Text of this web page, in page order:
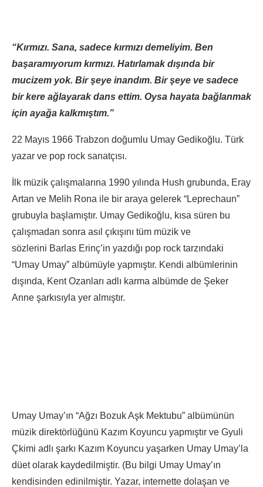
“Kırmızı. Sana, sadece kırmızı demeliyim. Ben
başaramıyorum kırmızı. Hatırlamak dışında bir
mucizem yok. Bir şeye inandım. Bir şeye ve sadece
bir kere ağlayarak dans ettim. Oysa hayata bağlanmak
için ayağa kalkmıştım.”
22 Mayıs 1966 Trabzon doğumlu Umay Gedikoğlu. Türk
yazar ve pop rock sanatçısı.
İlk müzik çalışmalarına 1990 yılında Hush grubunda, Eray
Artan ve Melih Rona ile bir araya gelerek “Leprechaun”
grubuyla başlamıştır. Umay Gedikoğlu, kısa süren bu
çalışmadan sonra asıl çıkışını tüm müzik ve
sözlerini Barlas Erinç’in yazdığı pop rock tarzındaki
“Umay Umay” albümüyle yapmıştır. Kendi albümlerinin
dışında, Kent Ozanları adlı karma albümde de Şeker
Anne şarkısıyla yer almıştır.
Umay Umay’ın “Ağzı Bozuk Aşk Mektubu” albümünün
müzik direktörlüğünü Kazım Koyuncu yapmıştır ve Gyuli
Çkimi adlı şarkı Kazım Koyuncu yaşarken Umay Umay’la
düet olarak kaydedilmiştir. (Bu bilgi Umay Umay’ın
kendisinden edinilmiştir. Yazar, internette dolaşan ve